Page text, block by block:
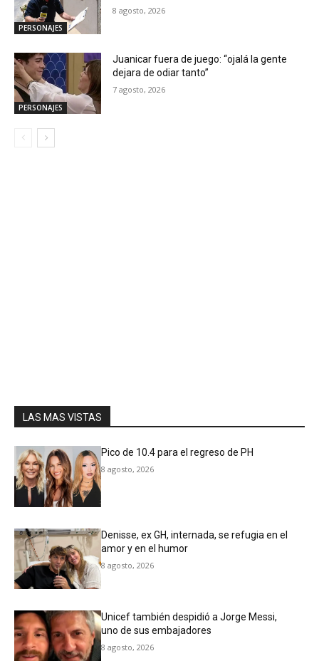
PERSONAJES
8 agosto, 2026
PERSONAJES
Juanicar fuera de juego: “ojalá la gente
dejara de odiar tanto”
7 agosto, 2026
LAS MAS VISTAS
Pico de 10.4 para el regreso de PH
8 agosto, 2026
Denisse, ex GH, internada, se refugia en el
amor y en el humor
8 agosto, 2026
Unicef también despidió a Jorge Messi,
uno de sus embajadores
8 agosto, 2026